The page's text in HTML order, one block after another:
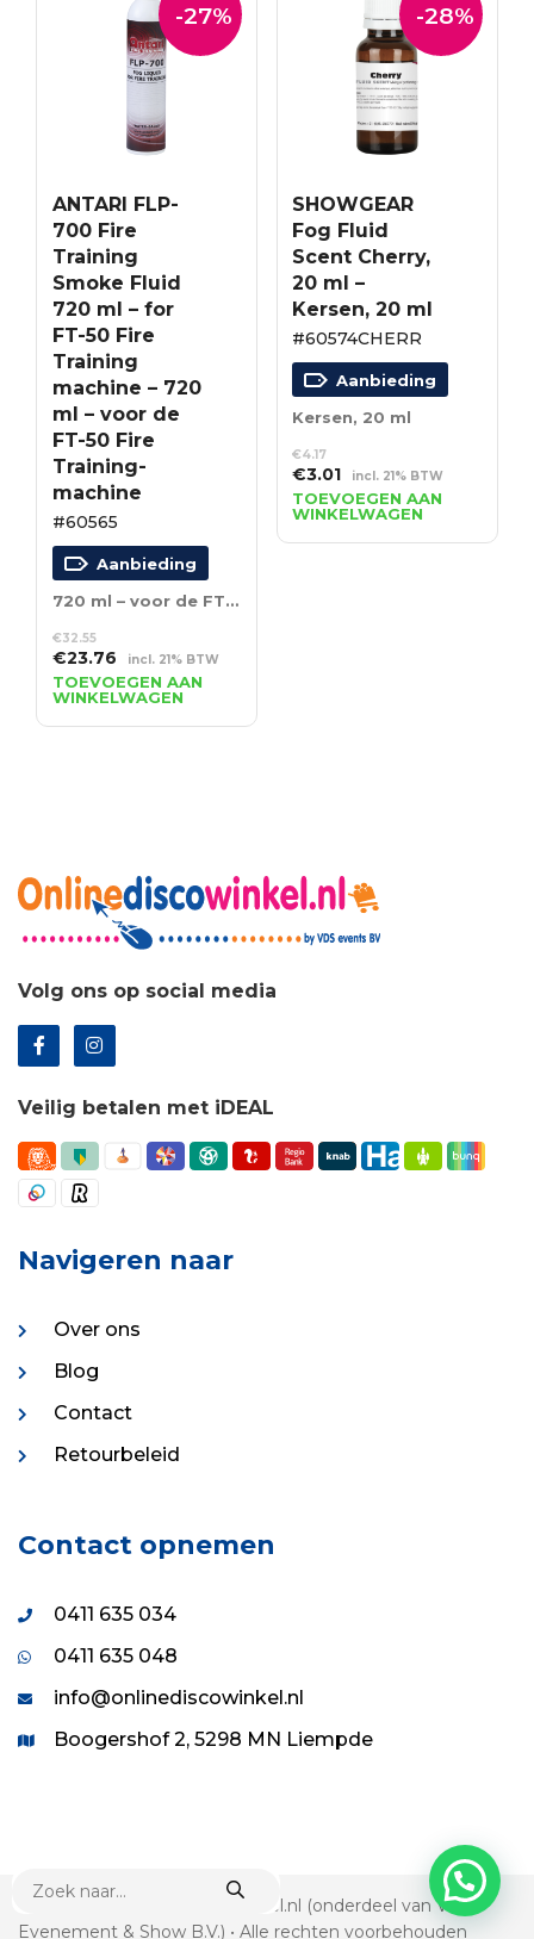
ZOEKEN
-27%
ANTARI FLP-
700 Fire
Training
Smoke Fluid
720 ml – for
FT-50 Fire
Training
machine – 720
ml – voor de
FT-50 Fire
Training-
machine
#60565
Aanbieding
720 ml – voor de FT-50 Fire Training-machine
€32.55
Oorspronkelijke
prijs
was:
€32.55.
€23.76Huidige
prijs
is:
€23.76.
incl. 21% BTW
TOEVOEGEN AAN
WINKELWAGEN
-28%
SHOWGEAR
Fog Fluid
Scent Cherry,
20 ml –
Kersen, 20 ml
#60574CHERR
Aanbieding
Kersen, 20 ml
€4.17
Oorspronkelijke
prijs
was:
€4.17.
€3.01Huidige
prijs
is:
€3.01.
incl. 21% BTW
TOEVOEGEN AAN
WINKELWAGEN
Volg ons op social media
Veilig betalen met iDEAL
Navigeren naar
Over ons
Blog
Contact
Retourbeleid
Contact opnemen
0411 635 034
0411 635 048
info@onlinediscowinkel.nl
Boogershof 2, 5298 MN Liempde
© 1995 - 2026 Onlinediscowinkel.nl (onderdeel van VDS
Evenement & Show B.V.) • Alle rechten voorbehouden